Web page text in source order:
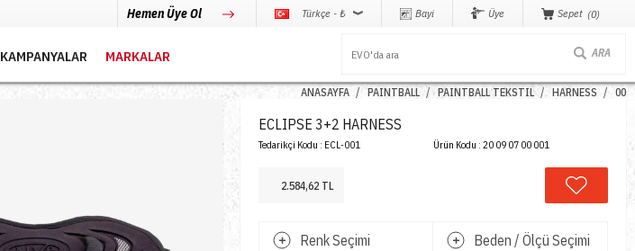
Hemen Üye Ol Türkçe - ₺ Bayi Üye Sepet 0
KAMPANYALAR MARKALAR
ANASAYFA PAINTBALL PAINTBALL TEKSTIL HARNESS 00
ECLIPSE 3+2 HARNESS
Tedarikçi Kodu : ECL-001 Ürün Kodu : 20 09 07 00 001
2.584,62 TL
Renk Seçimi Beden / Ölçü Seçimi